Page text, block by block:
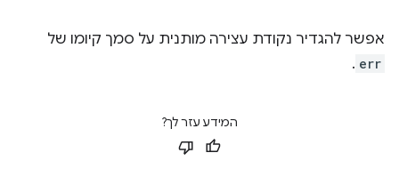
אפשר להגדיר נקודת עצירה מותנית על סמך קיומו של
err
.
המידע עזר לך?